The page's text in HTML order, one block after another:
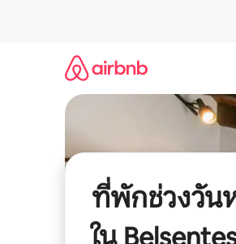
ที่พักช่วงวั
ใน